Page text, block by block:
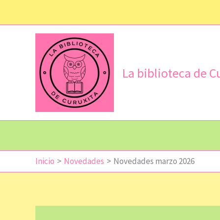
contenido
La biblioteca de
Inicio Novedades Novedades marzo 2026